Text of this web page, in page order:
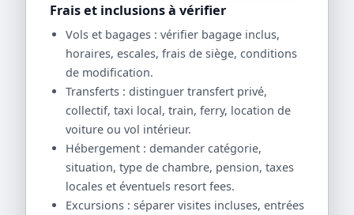
Frais et inclusions à vérifier
Vols et bagages : vérifier bagage inclus,
horaires, escales, frais de siège, conditions
de modification.
Transferts : distinguer transfert privé,
collectif, taxi local, train, ferry, location de
voiture ou vol intérieur.
Hébergement : demander catégorie,
situation, type de chambre, pension, taxes
locales et éventuels resort fees.
Excursions : séparer visites incluses, entrées